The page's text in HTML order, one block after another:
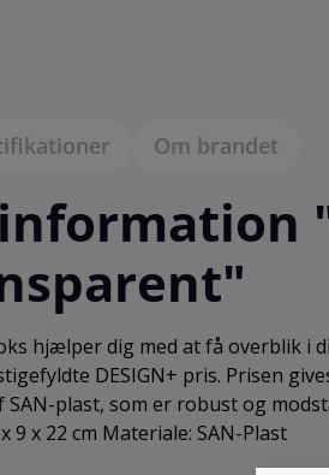
Om brandet
hjælper dig med at få overblik i
DESIGN+ pris. Prisen
plast, som er robust og
9 x 22 cm Materiale: SAN-Plast